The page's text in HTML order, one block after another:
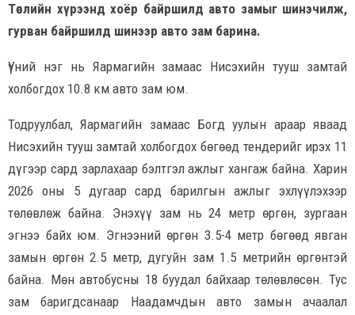
Төслийн хүрээнд хоёр байршилд авто замыг шинэчилж,
гурван байршилд шинээр авто зам барина.
Үүний нэг нь Яармагийн замаас Нисэхийн тууш замтай
холбогдох 10.8 км авто зам юм.
Тодруулбал, Яармагийн замаас Богд уулын араар яваад
Нисэхийн тууш замтай холбогдох бөгөөд тендерийг ирэх 11
дүгээр сард зарлахаар бэлтгэл ажлыг хангаж байна. Харин
2026 оны 5 дугаар сард барилгын ажлыг эхлүүлэхээр
төлөвлөж байна. Энэхүү зам нь 24 метр өргөн, зургаан
эгнээ байх юм. Эгнээний өргөн 3.5-4 метр бөгөөд явган
замын өргөн 2.5 метр, дугуйн зам 1.5 метрийн өргөнтэй
байна. Мөн автобусны 18 буудал байхаар төлөвлөсөн. Тус
зам баригдсанаар Наадамчдын авто замын ачаалал